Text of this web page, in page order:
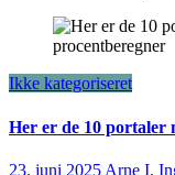
Ikke kategoriseret
Her er de 10 portaler
23. juni 2025 Arne I.